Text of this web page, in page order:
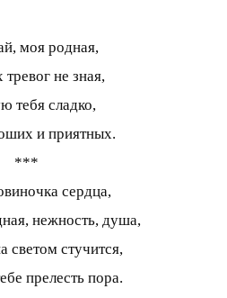
моя родная,
не зная,
тебя сладко,
и приятных.
***
сердца,
нежность, душа,
светом стучится,
прелесть пора.